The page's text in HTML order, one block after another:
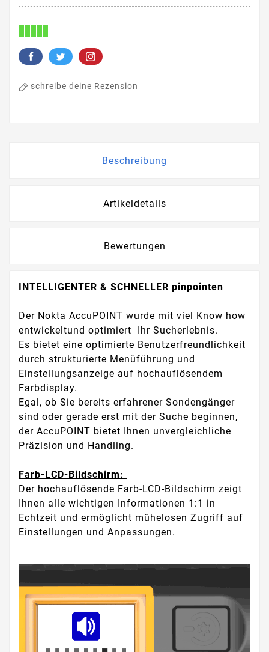
schreibe deine Rezension
Beschreibung
Artikeldetails
Bewertungen
INTELLIGENTER & SCHNELLER pinpointen
Der Nokta AccuPOINT wurde mit viel Know how
entwickeltund optimiert Ihr Sucherlebnis.
Es bietet eine optimierte Benutzerfreundlichkeit
durch strukturierte Menüführung und
Einstellungsanzeige auf hochauflösendem
Farbdisplay.
Egal, ob Sie bereits erfahrener Sondengänger
sind oder gerade erst mit der Suche beginnen,
der AccuPOINT bietet Ihnen unvergleichliche
Präzision und Handling.
Farb-LCD-Bildschirm:
Der hochauflösende Farb-LCD-Bildschirm zeigt
Ihnen alle wichtigen Informationen 1:1 in
Echtzeit und ermöglicht mühelosen Zugriff auf
Einstellungen und Anpassungen.